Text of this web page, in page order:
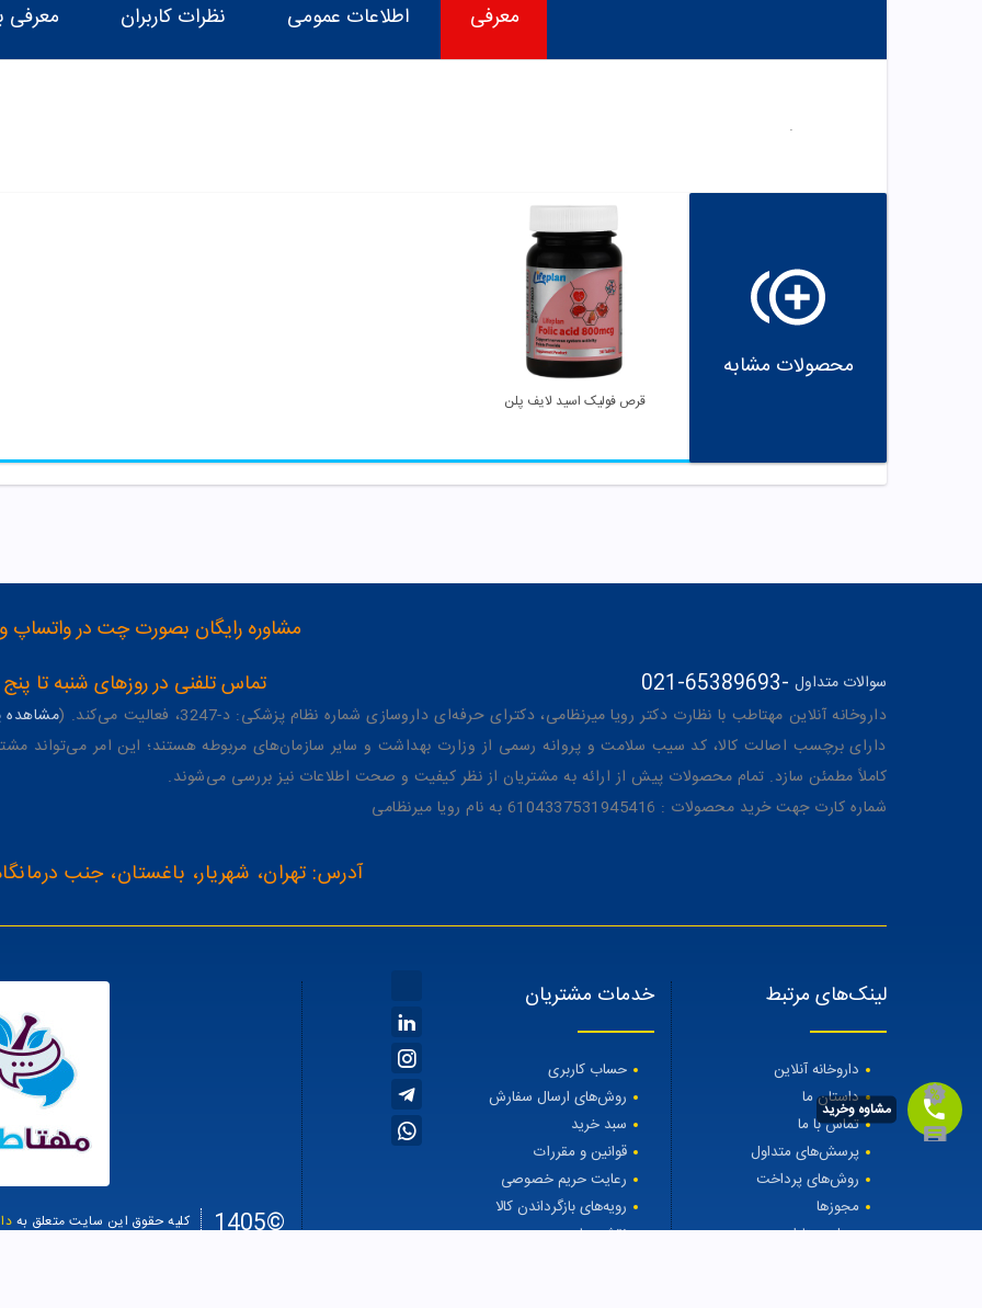
معرفی اطلاعات عمومی نظرات کاربران معرفی
.
محصولات مشابه
قرص فولیک اسید لایف پلن
مشاوره رایگان بصورت چت در واتساپ و تلگرام با شماره
تماس تلفنی در روزهای شنبه تا پنج شنبه از 8 صبح تا 4 عصر به
021-65389693 سوالات متداول -
داروخانه آنلاین مهتاطب با نظارت دکتر رویا میرنظامی، دکترای حرفه‌ای داروسازی شماره نظام پزشکی: د-3247، فعالیت می‌کند. (
مشاهده
دارای برچسب اصالت کالا، کد سیب سلامت و پروانه رسمی از وزارت بهداشت و سایر سازمان‌های مربوطه هستند؛ این امر می‌تواند
کاملاً مطمئن سازد. تمام محصولات پیش از ارائه به مشتریان از نظر کیفیت و صحت اطلاعات نیز بررسی می‌شوند.
شماره کارت جهت خرید محصولات : 6104337531945416 به نام رویا میرنظامی
آدرس: تهران، شهریار، باغستان، جنب
لینک‌های مرتبط
داروخانه آنلاین
داستان ما
تماس با ما
پرسش‌های متداول
روش‌های پرداخت
مجوزها
مجله مهتاطب
خدمات مشتریان
حساب کاربری
روش‌های ارسال سفارش
سبد خرید
قوانین و مقررات
رعایت حریم خصوصی
رویه‌های بازگرداندن کالا
نقشه سایت
©1405 کلیه حقوق این سایت متعلق به
مشاوه وخرید